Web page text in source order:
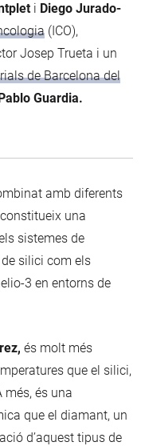
i Diego Jurado-
(ICO),
Josep Trueta i un
de Barcelona del
Guardia.
amb diferents
una
sistemes de
silici com els
3 en entorns de
és molt més
que el silici,
més, és una
que el diamant, un
d’aquest tipus de